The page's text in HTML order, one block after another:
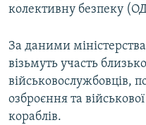
колективну безпеку
За даними
візьмуть участь
військовослужбовців,
озброєння та
кораблів.